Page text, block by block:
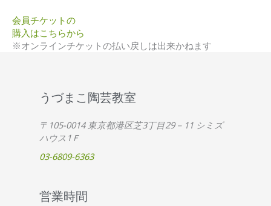
会員チケットの
購入はこちらから
※オンラインチケットの払い戻しは出来かねます
うづまこ陶芸教室
〒105-0014 東京都港区芝3丁目29－11 シミズ
ハウス1Ｆ
03-6809-6363
営業時間